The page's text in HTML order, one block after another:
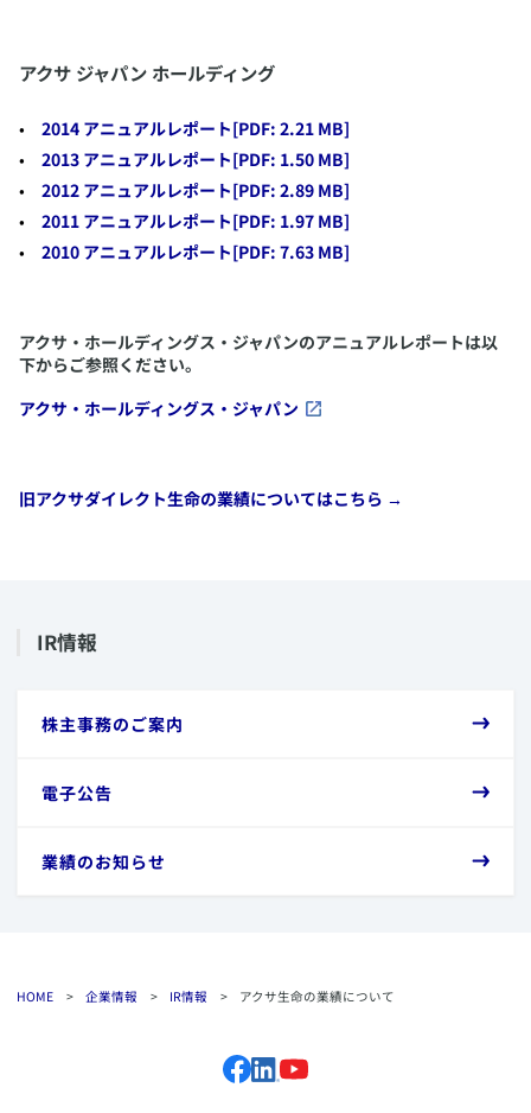
業績報告書
（2024/05/23発表）
アクサ生命「2023年度決算のお知らせ」[PDF: 871KB]
第3四半期末業績報告書
アクサ生命「2023年度第3四半期末業績のお知らせ」[PDF:
575KB]
上半期業績報告書
アクサ生命「2023年度上半期末業績のお知らせ」[PDF:
アクサ生命「2023年第1四半期業績のお知らせ」[PDF:
（2023/05/24発表）
（2023/02/14発表）
​アクサ ジャパン ホールディング
​2014 アニュアルレポート[PDF: 2.21 MB]
​2013 アニュアルレポート[PDF: 1.50 MB]
​2012 アニュアルレポート[PDF: 2.89 MB]
​2011 アニュアルレポート[PDF: 1.97 MB]
​2010 アニュアルレポート[PDF: 7.63 MB]
アクサ・ホールディングス・ジャパンのアニュアルレポートは以
下からご参照ください。
アクサ・ホールディングス・ジャパン
​旧アクサダイレクト生命の業績についてはこちら →
​IR情報
​株主事務のご案内
​電子公告
​業績のお知らせ
HOME > 企業情報 > IR情報 > アクサ生命の業績について